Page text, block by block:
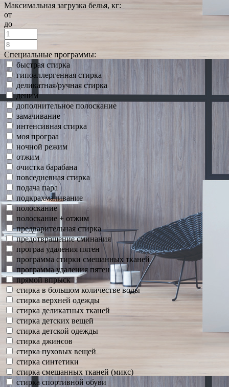
Максимальная загрузка белья, кг:
от
до
Специальные программы:
быстрая стирка
гипоаллергенная стирка
деликатная/ручная стирка
деним
дополнительное полоскание
замачивание
интенсивная стирка
моя програа
ночной режим
отжим
очистка барабана
повседневная стирка
подача пара
подкрахмаливание
полоскание
полоскание + отжим
предварительная стирка
предотвращение сминания
програа удаления пятен
программа стирки смешанных тканей
программа удаления пятен
прямой впрыск
стирка в большом количестве воды
стирка верхней одежды
стирка деликатных тканей
стирка детских вещей
стирка детской одежды
стирка джинсов
стирка пуховых вещей
стирка синтетики
стирка смешанных тканей (микс)
стирка спортивной обуви